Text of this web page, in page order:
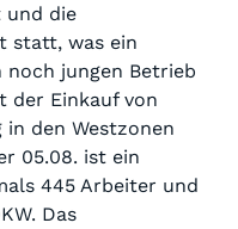
und die
statt, was ein
jungen Betrieb
der Einkauf von
in den Westzonen
05.08. ist ein
445 Arbeiter und
Das